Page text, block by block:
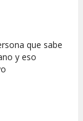
que sabe
y eso